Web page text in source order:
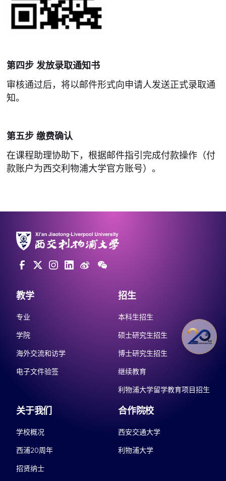
第四步 发放录取通知书
审核通过后，将以邮件形式向申请人发送正式录取通
知。
第五步 缴费确认
在课程助理协助下，根据邮件指引完成付款操作（付
款账户为西交利物浦大学官方账号）。
教学
专业
学院
海外交流和访学
电子文件验签
招生
本科生招生
硕士研究生招生
博士研究生招生
继续教育
利物浦大学留学教育项目招生
关于我们
学校概况
西浦20周年
招贤纳士
合作院校
西安交通大学
利物浦大学